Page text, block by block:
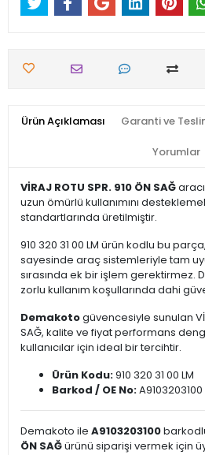
Ürün Açıklaması Garanti ve
Yorumlar
VİRAJ ROTU SPR. 910 ÖN SAĞ
uzun ömürlü kullanımını
standartlarında üretilmiştir.
910 320 31 00 LM ürün kodlu bu
sayesinde araç sistemleriyle tam
sırasında ek bir işlem gerektirmez.
zorlu kullanım koşullarında dahi
Demakotogüvencesiyle sunulan
SAĞ, kalite ve fiyat performans
kullanıcılar için ideal bir tercihtir.
Ürün Kodu:910 320 31 00 LM
Barkod / OE No:A9103203100
Demakoto ile A9103203100
ÖN SAĞürünü siparişi vermek için